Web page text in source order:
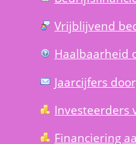
Vrijblijvend
Haal­baar­heid
Jaarcijfers
Investeerders
Financiering